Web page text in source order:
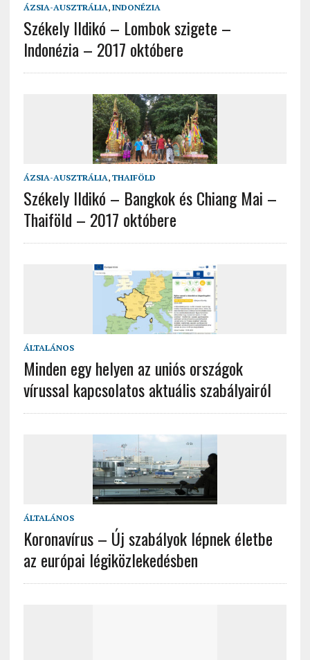
ÁZSIA-AUSZTRÁLIA, INDONÉZIA
Székely Ildikó – Lombok szigete –
Indonézia – 2017 októbere
ÁZSIA-AUSZTRÁLIA, THAIFÖLD
Székely Ildikó – Bangkok és Chiang Mai –
Thaiföld – 2017 októbere
ÁLTALÁNOS
Minden egy helyen az uniós országok
vírussal kapcsolatos aktuális szabályairól
ÁLTALÁNOS
Koronavírus – Új szabályok lépnek életbe
az európai légiközlekedésben